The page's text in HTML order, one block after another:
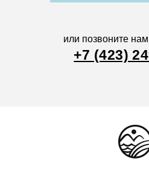
или позвоните
+7 (423)